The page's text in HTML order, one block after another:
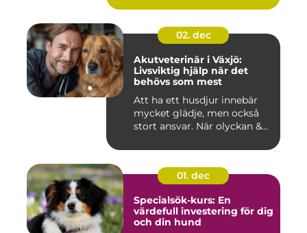
02. dec
Akutveterinär i Växjö:
Livsviktig hjälp när det
behövs som mest
Att ha ett husdjur innebär
mycket glädje, men också
stort ansvar. När olyckan &...
01. dec
Specialsök-kurs: En
värdefull investering för dig
och din hund